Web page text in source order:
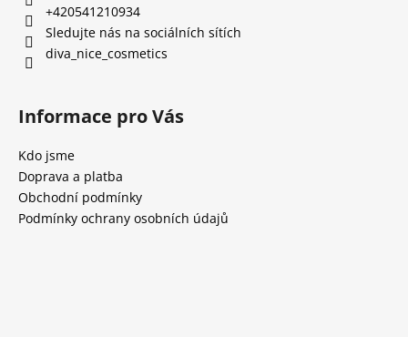
+420541210934
Sledujte nás na sociálních sítích
diva_nice_cosmetics
Informace pro Vás
Kdo jsme
Doprava a platba
Obchodní podmínky
Podmínky ochrany osobních údajů